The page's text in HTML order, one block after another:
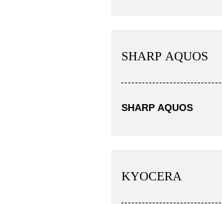
SHARP AQUOS
SHARP AQUOS
KYOCERA